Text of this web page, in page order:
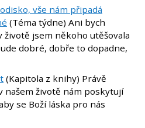
vše nám připadá
(Téma týdne) Ani bych
jsem někoho utěšovala
dobré, dobře to dopadne,
(Kapitola z knihy) Právě
našem životě nám poskytují
se Boží láska pro nás